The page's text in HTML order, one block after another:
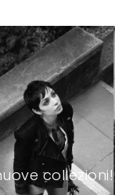
collezioni!